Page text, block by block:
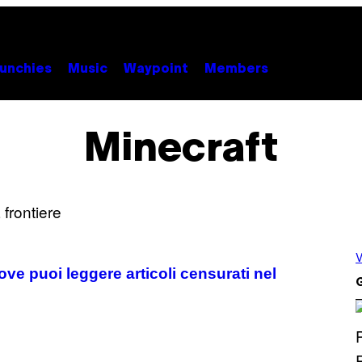
Music Waypoint Members
Minecraft
puoi leggere articoli censurati nel